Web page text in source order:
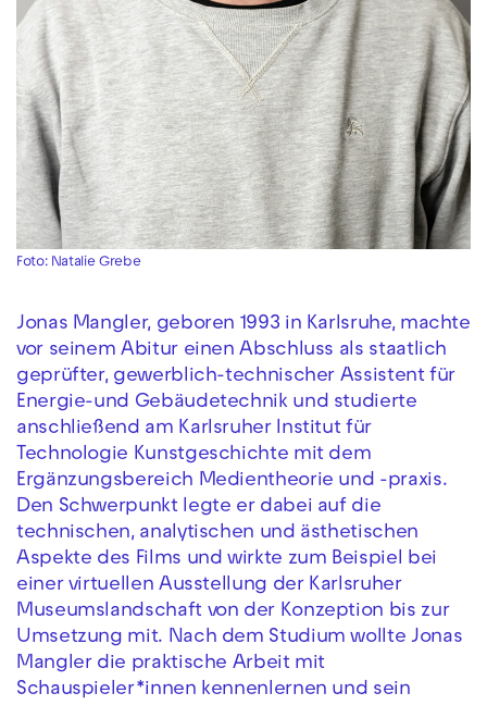
Foto: Natalie Grebe
Jonas Mangler, geboren 1993 in Karlsruhe, machte
vor seinem Abitur einen Abschluss als staatlich
geprüfter, gewerblich-technischer Assistent für
Energie-und Gebäudetechnik und studierte
anschließend am Karlsruher Institut für
Technologie Kunstgeschichte mit dem
Ergänzungsbereich Medientheorie und -praxis.
Den Schwerpunkt legte er dabei auf die
technischen, analytischen und ästhetischen
Aspekte des Films und wirkte zum Beispiel bei
einer virtuellen Ausstellung der Karlsruher
Museumslandschaft von der Konzeption bis zur
Umsetzung mit. Nach dem Studium wollte Jonas
Mangler die praktische Arbeit mit
Schauspieler*innen kennenlernen und sein